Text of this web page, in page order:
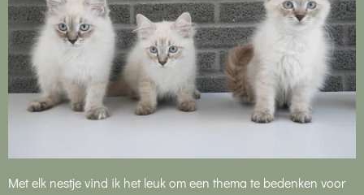
Met elk nestje vind ik het leuk om een thema te bedenken voor